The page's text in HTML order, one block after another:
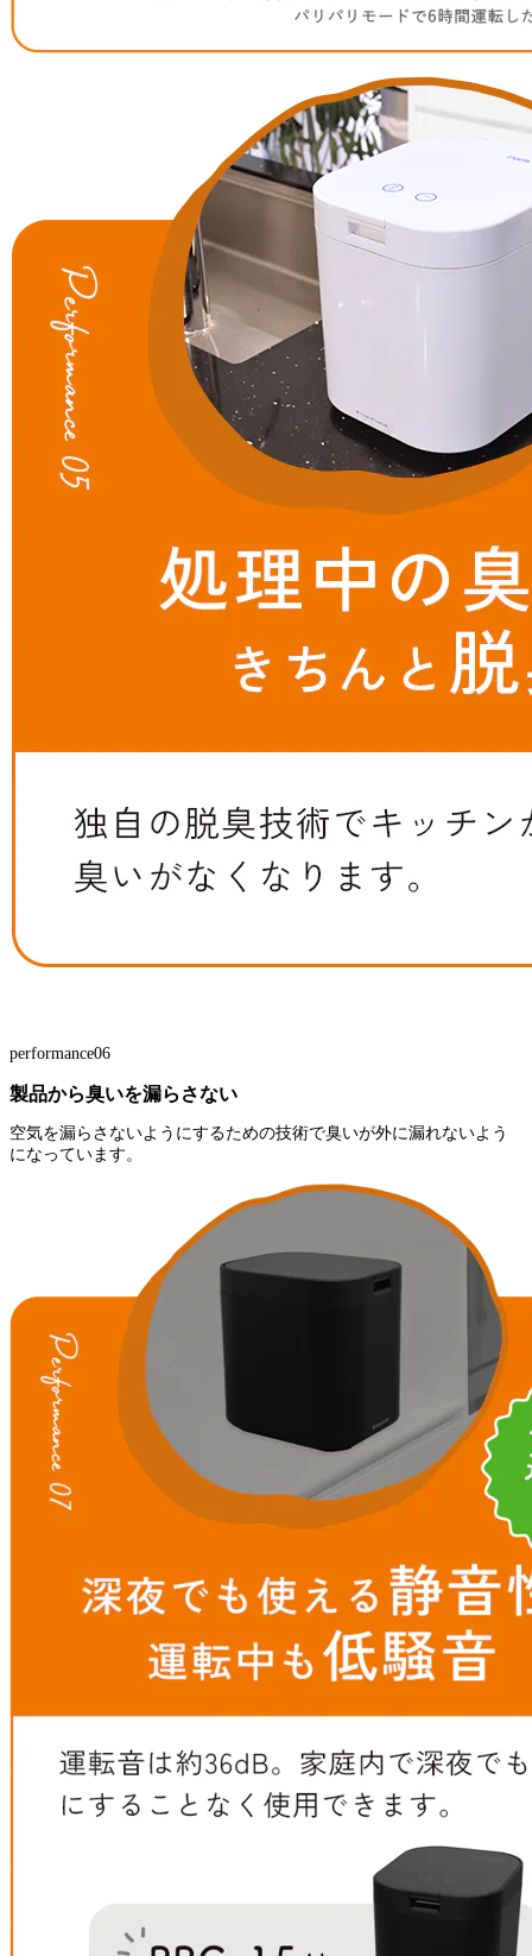
performance06
製品から臭いを漏らさない
空気を漏らさないようにするための技術で臭いが外に漏れないよう
になっています。